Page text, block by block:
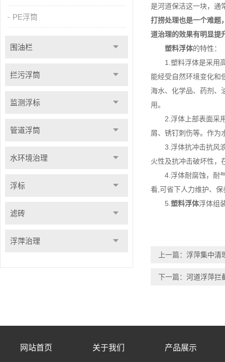
PE浮筒
围油栏
拦污浮筒
监测浮标
管道浮筒
水环境治理
浮标
滤砖
浮萍治理
是河道保洁这一块，通
打捞处理也是一个难题
道治理的效果有明显提
塑料浮体的特性：
1.塑料浮体是采用高
能经受自然环境变化和
海水、化学品、药剂、
用。
2.浮体上部表面采用
屑、锈钉刺伤等。作为
3.浮体抗冲击抗风浪
火性及抗冲击破坏性，
4.浮体耐腐蚀，耐气
看,可省下人力维护、
5. 塑料浮体浮体组
上一篇： 浮萍集中清
下一篇： 河道浮萍拦
网站首页 关于我们 产品展示